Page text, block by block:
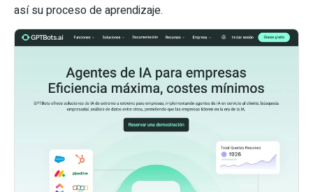
así su proceso de aprendizaje.